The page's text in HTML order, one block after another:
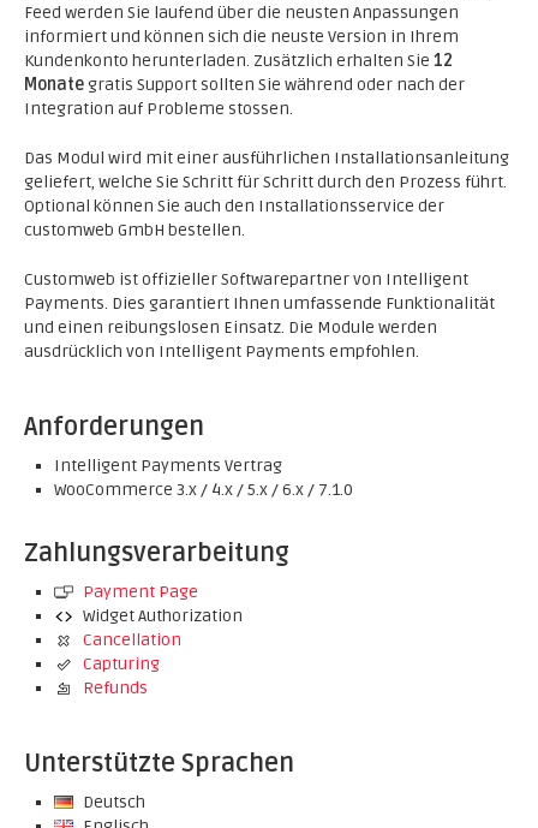
Feed werden Sie laufend über die neusten Anpassungen
informiert und können sich die neuste Version in Ihrem
Kundenkonto herunterladen. Zusätzlich erhalten Sie 12
Monategratis Support sollten Sie während oder nach der
Integration auf Probleme stossen.
Das Modul wird mit einer ausführlichen Installationsanleitung
geliefert, welche Sie Schritt für Schritt durch den Prozess führt.
Optional können Sie auch den Installationsservice der
customweb GmbH bestellen.
Customweb ist offizieller Softwarepartner von Intelligent
Payments. Dies garantiert Ihnen umfassende Funktionalität
und einen reibungslosen Einsatz. Die Module werden
ausdrücklich von Intelligent Payments empfohlen.
Anforderungen
Intelligent Payments Vertrag
WooCommerce 3.x / 4.x / 5.x / 6.x / 7.1.0
Zahlungsverarbeitung
Payment Page
Widget Authorization
Cancellation
Capturing
Refunds
Unterstützte Sprachen
Deutsch